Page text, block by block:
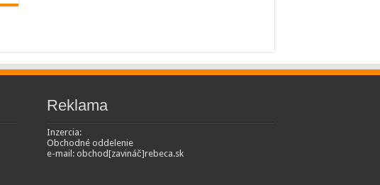
Reklama
Inzercia:
Obchodné oddelenie
e-mail: obchod[zavináč]rebeca.sk